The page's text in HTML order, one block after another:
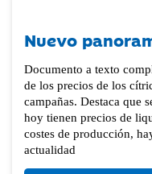
Nuevo
Documento a texto
de los precios de los
campañas. Destaca que
hoy tienen precios de
costes de producción,
actualidad